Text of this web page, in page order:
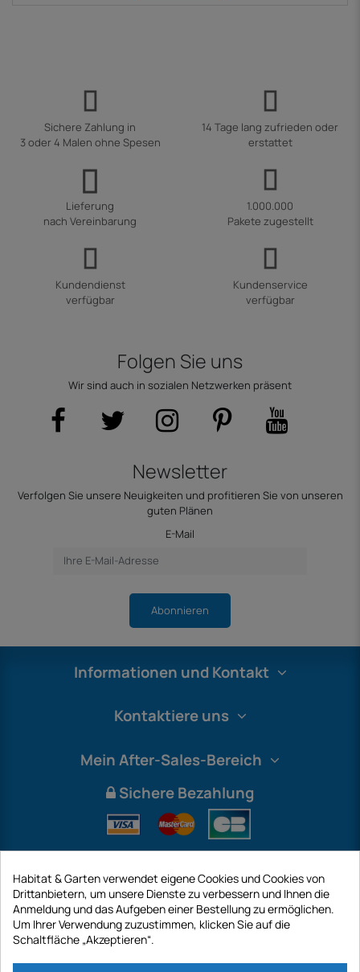
Sichere Zahlung in
3 oder 4 Malen ohne Spesen
14 Tage lang zufrieden oder
erstattet
Lieferung
nach Vereinbarung
1.000.000
Pakete zugestellt
Kundendienst
verfügbar
Kundenservice
verfügbar
Folgen Sie uns
Wir sind auch in sozialen Netzwerken präsent
Newsletter
Verfolgen Sie unsere Neuigkeiten und profitieren Sie von unseren
guten Plänen
E-Mail
Abonnieren
Informationen und Kontakt
Kontaktiere uns
Mein After-Sales-Bereich
Sichere Bezahlung
International
Habitat & Garten verwendet eigene Cookies und Cookies von
Drittanbietern, um unsere Dienste zu verbessern und Ihnen die
Anmeldung und das Aufgeben einer Bestellung zu ermöglichen.
Um Ihrer Verwendung zuzustimmen, klicken Sie auf die
Schaltfläche „Akzeptieren“.